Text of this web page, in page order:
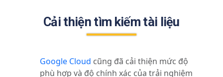
Cải thiện tìm kiếm tài liệu
Google Cloud cũng đã cải thiện mức độ
phù hợp và độ chính xác của trải nghiệm